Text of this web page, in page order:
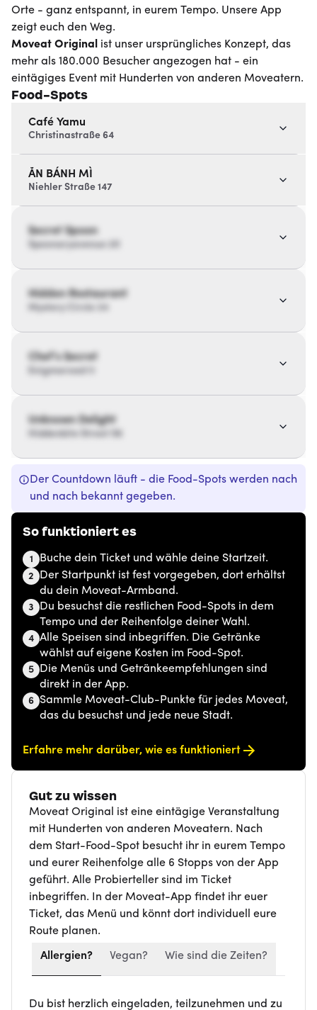
Orte - ganz entspannt, in eurem Tempo. Unsere App
zeigt euch den Weg.
Moveat Original
ist unser ursprüngliches Konzept, das
mehr als 180.000 Besucher angezogen hat - ein
eintägiges Event mit Hunderten von anderen Moveatern.
Food-Spots
Café Yamu
Christinastraße 64
ĂN BÁNH MÌ
Niehler Straße 147
Secret Spoon
Spoonaryavenue 20
Hidden Restaurant
Chef’s Secret
Enigmaroad 11
Unknown Delight
Hiddenbite Street 56
Der Countdown läuft - die Food-Spots werden nach
und nach bekannt gegeben.
So funktioniert es
1 Buche dein Ticket und wähle deine Startzeit.
2
Der Startpunkt ist fest vorgegeben, dort erhältst
du dein Moveat-Armband.
3
Du besuchst die restlichen Food-Spots in dem
Tempo und der Reihenfolge deiner Wahl.
4 Alle Speisen sind inbegriffen. Die Getränke
wählst auf eigene Kosten im Food-Spot.
5
Die Menüs und Getränkeempfehlungen sind
direkt in der App.
6 Sammle Moveat-Club-Punkte für jedes Moveat,
das du besuchst und jede neue Stadt.
Erfahre mehr darüber, wie es funktioniert
Gut zu wissen
Moveat Original ist eine eintägige Veranstaltung
mit Hunderten von anderen Moveatern. Nach
dem Start-Food-Spot besucht ihr in eurem Tempo
und eurer Reihenfolge alle 6 Stopps von der App
geführt. Alle Probierteller sind im Ticket
inbegriffen. In der Moveat-App findet ihr euer
Ticket, das Menü und könnt dort individuell eure
Route planen.
Allergien? Vegan? Wie sind die Zeiten?
Du bist herzlich eingeladen, teilzunehmen und zu